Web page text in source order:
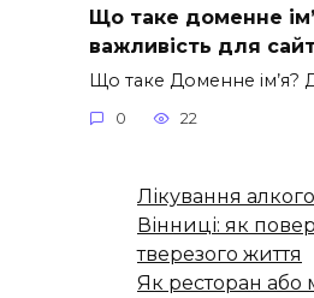
Що таке доменне
важливість для
Що таке Доменне ім’я?
0 22
Лікування
Вінниці: як
тверезого життя
Як ресторан або